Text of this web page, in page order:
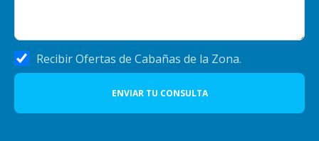
Recibir Ofertas de Cabañas de la Zona.
ENVIAR TU CONSULTA